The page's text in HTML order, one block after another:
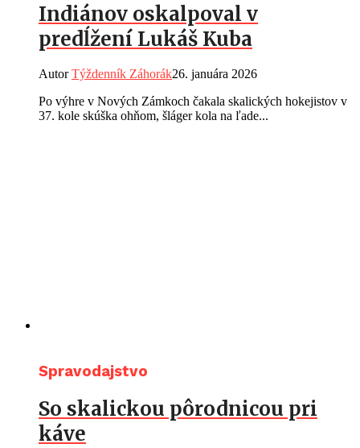
Indiánov oskalpoval v
predĺžení Lukáš Kuba
AutorTýždenník Záhorák26. januára 2026
Po výhre v Nových Zámkoch čakala skalických hokejistov v
37. kole skúška ohňom, šláger kola na ľade...
Spravodajstvo
So skalickou pôrodnicou pri
káve